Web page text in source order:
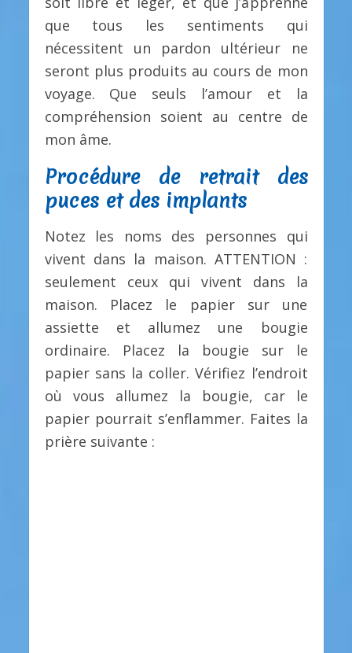
que tous les sentiments qui
nécessitent un pardon ultérieur ne
seront plus produits au cours de mon
voyage. Que seuls l’amour et la
compréhension soient au centre de
mon âme.
Procédure de retrait des
puces et des implants
Notez les noms des personnes qui
vivent dans la maison. ATTENTION :
seulement ceux qui vivent dans la
maison. Placez le papier sur une
assiette et allumez une bougie
ordinaire. Placez la bougie sur le
papier sans la coller. Vérifiez l’endroit
où vous allumez la bougie, car le
papier pourrait s’enflammer. Faites la
prière suivante :